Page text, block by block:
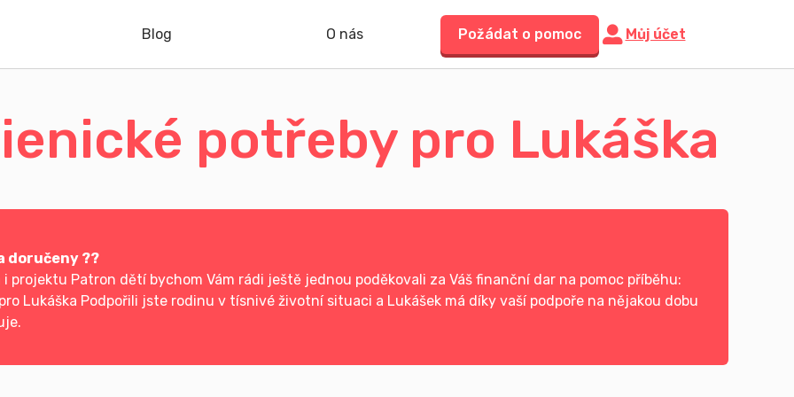
Blog O nás Požádat o pomoc Můj účet
potřeby pro Lukáška
doručeny ??
i projektu Patron dětí bychom Vám rádi ještě jednou poděkovali za Váš finanční dar na pomoc příběhu:
Lukáška Podpořili jste rodinu v tísnivé životní situaci a Lukášek má díky vaší podpoře na nějakou dobu